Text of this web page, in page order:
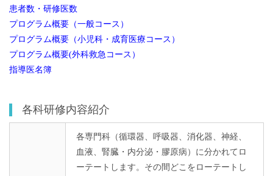
患者数・研修医数
プログラム概要（一般コース）
プログラム概要（小児科・成育医療コース）
プログラム概要(外科救急コース ）
指導医名簿
各科研修内容紹介
各専門科（循環器、呼吸器、消化器、神経、
血液、腎臓・内分泌・膠原病）に分かれてロ
ーテートします。その間どこをローテートし